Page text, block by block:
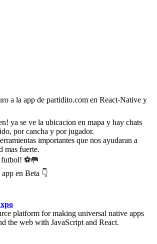
a la app de partidito.com en React-Native y
ya se ve la ubicacion en mapa y hay chats
por cancha y por jugador.
importantes que nos ayudaran a
mas fuerte.
futbol! ⚽🥅
en Beta 👇
platform for making universal native apps
the web with JavaScript and React.